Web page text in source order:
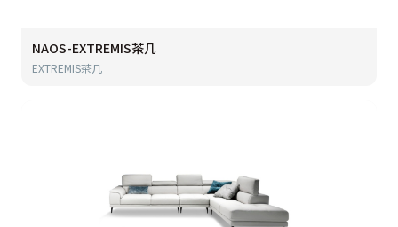
NAOS-EXTREMIS茶几
EXTREMIS茶几